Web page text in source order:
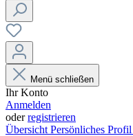
Menü schließen
Ihr Konto
Anmelden
oderregistrieren
Übersicht Persönliches Profil